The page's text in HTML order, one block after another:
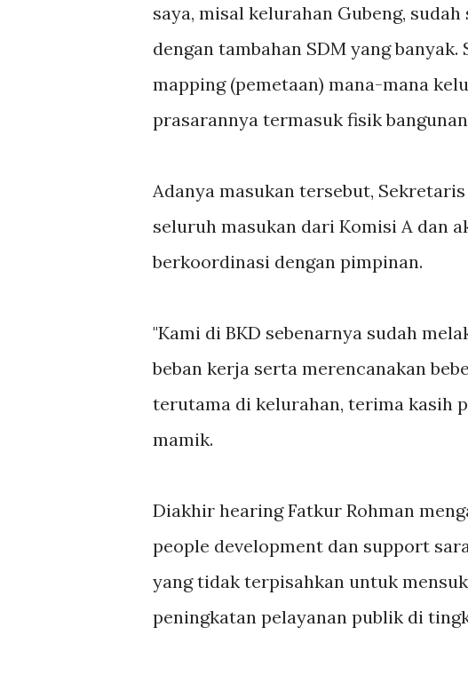
saya, misal kelurahan Gubeng,
dengan tambahan SDM yang
mapping (pemetaan) mana-mana
prasarannya termasuk fisik
Adanya masukan tersebut,
seluruh masukan dari Komisi A dan
berkoordinasi dengan pimpinan.
"Kami di BKD sebenarnya sudah
beban kerja serta merencanakan
terutama di kelurahan, terima kasih
mamik.
Diakhir hearing Fatkur Rohman
people development dan support
yang tidak terpisahkan untuk
peningkatan pelayanan publik di